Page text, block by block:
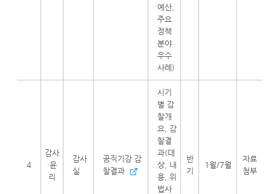
예산,
주요
정책
분야
우수
사례)
4
감사
·윤
리
감사
실
공직기강 감
찰결과
시기
별 감
찰개
요, 감
찰결
과(대
상, 내
용, 위
법사
반
기
1월/7월
자료
첨부